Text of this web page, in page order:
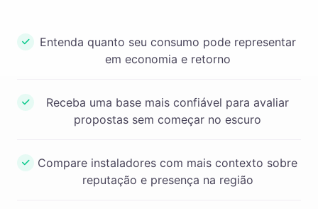
Entenda quanto seu consumo pode representar
em economia e retorno
Receba uma base mais confiável para avaliar
propostas sem começar no escuro
Compare instaladores com mais contexto sobre
reputação e presença na região